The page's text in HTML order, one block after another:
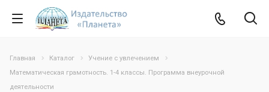
Главная Каталог
Учение с увлечением
Математическая грамотность. 1-4 классы. Программа внеурочной
деятельности